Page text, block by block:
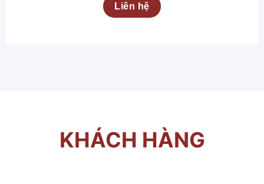
Liên hệ
KHÁCH HÀNG